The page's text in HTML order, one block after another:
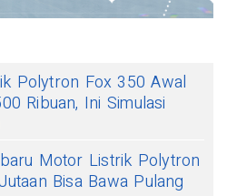
Polytron Fox 350 Awal
Ribuan, Ini Simulasi
Motor Listrik Polytron
Bisa Bawa Pulang